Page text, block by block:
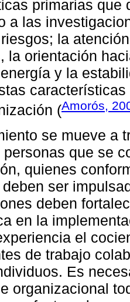
primarias que
a las
la
la orientación
y la
(Amorós,
se mueve a
que se
quienes
ser
deben
en la
el
de trabajo
Es
organizacional